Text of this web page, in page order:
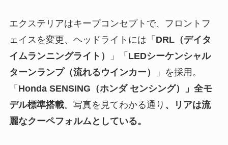
エクステリアはキープコンセプトで、フロントフ
ェイスを変更、ヘッドライトには「 DRL（デイタ
イムランニングライト）
」「 LEDシーケンシャル
ターンランプ（流れるウインカー）
」を採用。
「 Honda SENSING（ホンダ センシング）」全モ
デル標準搭載。写真を見てわかる通り 、リアは流
麗なクーペフォルムとしている。